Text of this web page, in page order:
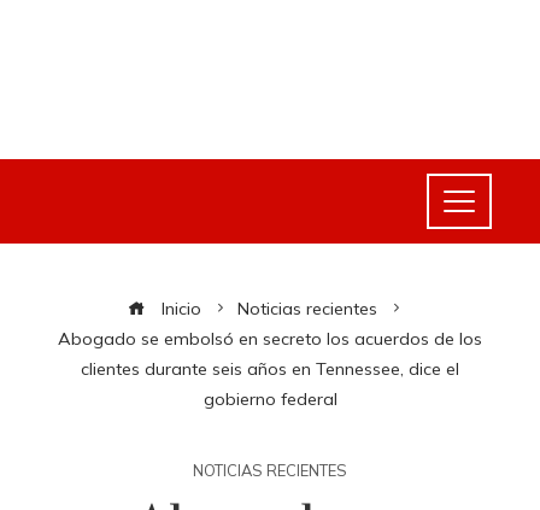
Inicio
Noticias recientes
Abogado se embolsó en secreto los acuerdos de los
clientes durante seis años en Tennessee, dice el
gobierno federal
NOTICIAS RECIENTES